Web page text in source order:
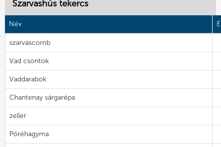
Szarvashús tekercs
Név
szarvascomb
Vad csontok
Vaddarabok
Chantenay sárgarépa
zeller
Póréhagyma